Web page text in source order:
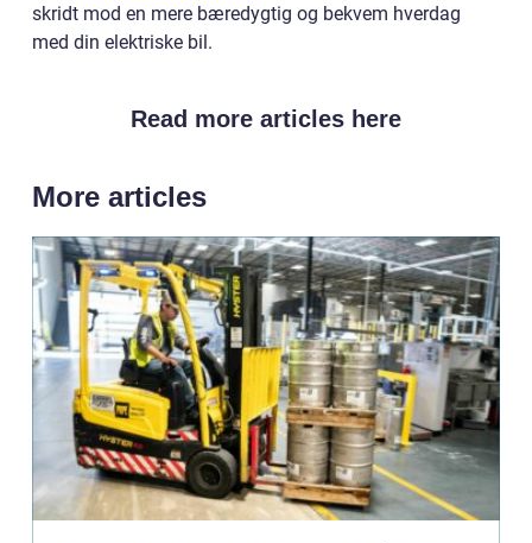
skridt mod en mere bæredygtig og bekvem hverdag
med din elektriske bil.
Read more articles here
More articles